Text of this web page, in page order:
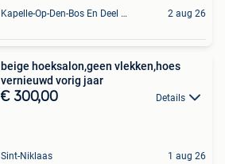
Kapelle-Op-Den-Bos En Deel Van Zemst 2 aug 26
beige hoeksalon,geen vlekken,hoes
vernieuwd vorig jaar
€ 300,00 Details
Sint-Niklaas 1 aug 26